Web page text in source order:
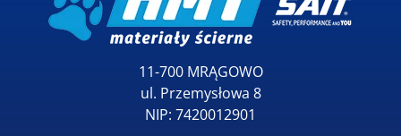
11-700 MRĄGOWO
ul. Przemysłowa 8
NIP: 7420012901